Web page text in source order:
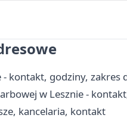
kontakt, godziny, zakres
w Lesznie -
kancelaria, kontakt